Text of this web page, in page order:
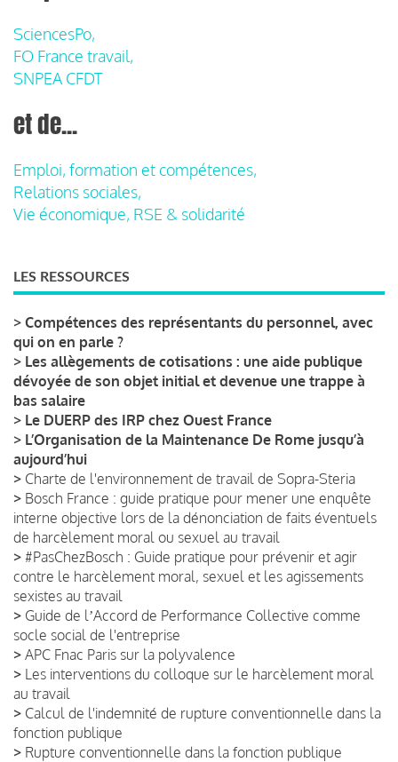
SciencesPo,
FO France travail,
SNPEA CFDT
et de...
Emploi, formation et compétences,
Relations sociales,
Vie économique, RSE & solidarité
LES RESSOURCES
> Compétences des représentants du personnel, avec
qui on en parle ?
> Les allègements de cotisations : une aide publique
dévoyée de son objet initial et devenue une trappe à
bas salaire
> Le DUERP des IRP chez Ouest France
> L’Organisation de la Maintenance De Rome jusqu’à
aujourd’hui
> Charte de l'environnement de travail de Sopra-Steria
> Bosch France : guide pratique pour mener une enquête
interne objective lors de la dénonciation de faits éventuels
de harcèlement moral ou sexuel au travail
> #PasChezBosch : Guide pratique pour prévenir et agir
contre le harcèlement moral, sexuel et les agissements
sexistes au travail
> Guide de lʼAccord de Performance Collective comme
socle social de l'entreprise
> APC Fnac Paris sur la polyvalence
> Les interventions du colloque sur le harcèlement moral
au travail
> Calcul de l'indemnité de rupture conventionnelle dans la
fonction publique
> Rupture conventionnelle dans la fonction publique